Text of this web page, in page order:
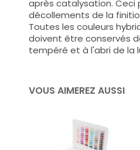
après catalysation. Ceci
décollements de la
Toutes les couleurs
doivent être conservés
tempéré et à l'abri de la
VOUS AIMEREZ AUSSI